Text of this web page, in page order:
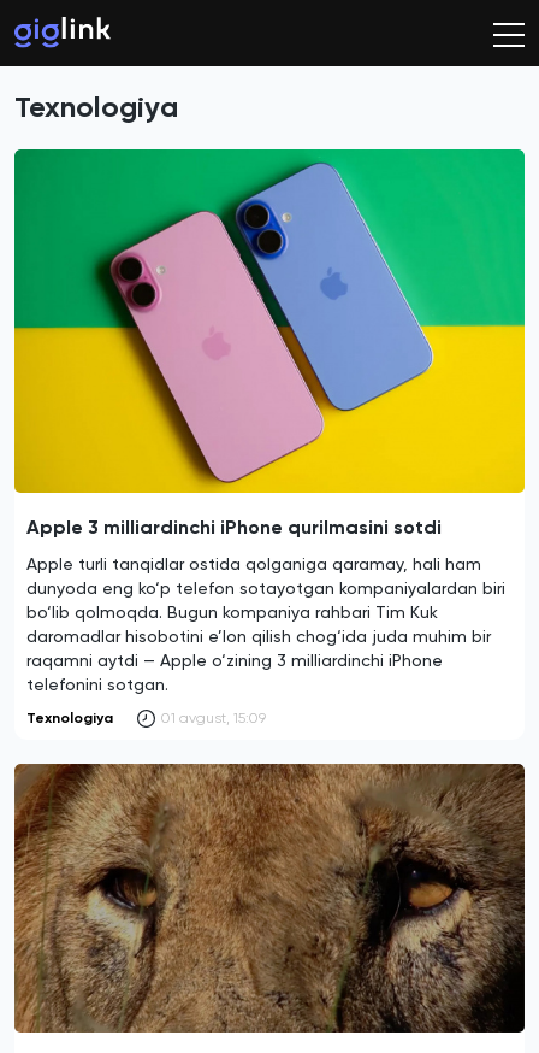
Texnologiya
Apple 3 milliardinchi iPhone qurilmasini sotdi
Apple turli tanqidlar ostida qolganiga qaramay, hali ham
dunyoda eng ko‘p telefon sotayotgan kompaniyalardan biri
bo‘lib qolmoqda. Bugun kompaniya rahbari Tim Kuk
daromadlar hisobotini e’lon qilish chog‘ida juda muhim bir
raqamni aytdi — Apple o‘zining 3 milliardinchi iPhone
telefonini sotgan.
Texnologiya 01 avgust, 15:09